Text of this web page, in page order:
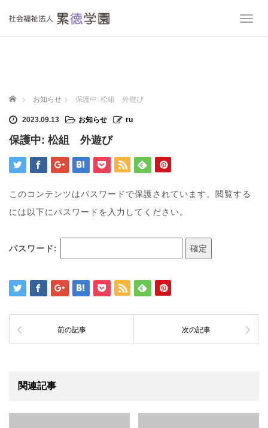
T
n
ホーム お知らせ 保護中: 松組 外遊び
2023.09.13 お知らせ ru
保護中: 松組 外遊び
このコンテンツはパスワードで保護されています。閲覧する
には以下にパスワードを入力してください。
パスワード:
前の記事 次の記事
関連記事